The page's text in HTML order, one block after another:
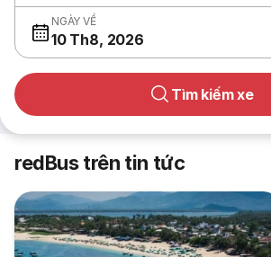
NGÀY VỀ
10 Th8, 2026
Tìm kiếm xe
redBus trên tin tức